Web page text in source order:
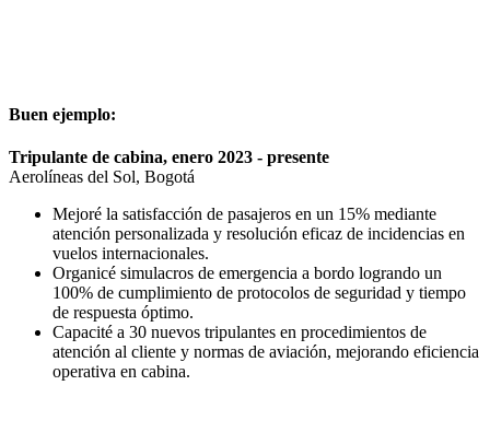
Buen ejemplo:
Tripulante de cabina, enero 2023 - presente
Aerolíneas del Sol, Bogotá
Mejoré la satisfacción de pasajeros en un 15% mediante
atención personalizada y resolución eficaz de incidencias en
vuelos internacionales.
Organicé simulacros de emergencia a bordo logrando un
100% de cumplimiento de protocolos de seguridad y tiempo
de respuesta óptimo.
Capacité a 30 nuevos tripulantes en procedimientos de
atención al cliente y normas de aviación, mejorando eficiencia
operativa en cabina.